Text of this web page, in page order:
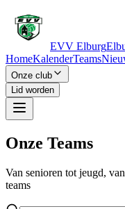
EVV Elburg
HomeKalenderTeams
Onze club
Lid worden
Onze Teams
Van senioren tot jeugd,
teams